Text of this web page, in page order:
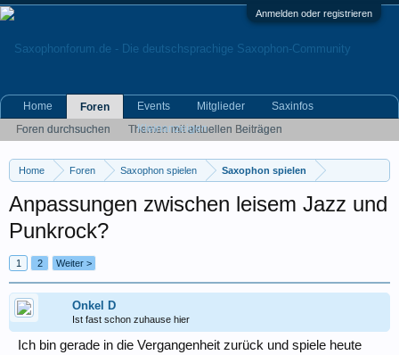
Anmelden oder registrieren
Home Foren Saxophon spielen Saxophon spielen
Anpassungen zwischen leisem Jazz und
Punkrock?
1 2 Weiter >
Onkel D
Ist fast schon zuhause hier
Ich bin gerade in die Vergangenheit zurück und spiele heute
Home
Foren
Foren durchsuchen
Themen mit aktuellen Beiträgen
Events Mitglieder
Saxinfos
Kleinanzeigen